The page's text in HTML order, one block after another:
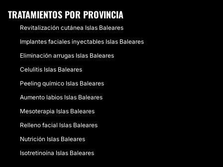
TRATAMIENTOS POR PROVINCIA
Revitalización cutánea Islas Baleares
Implantes faciales inyectables Islas Baleares
Eliminación arrugas Islas Baleares
Celulitis Islas Baleares
Peeling químico Islas Baleares
Aumento labios Islas Baleares
Mesoterapia Islas Baleares
Relleno facial Islas Baleares
Nutrición Islas Baleares
Isotretinoína Islas Baleares